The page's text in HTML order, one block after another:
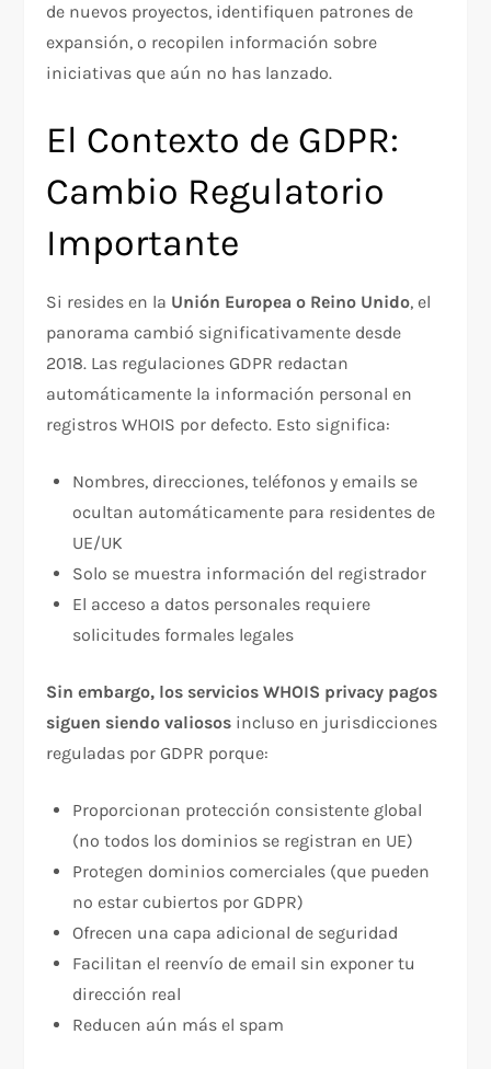
de nuevos proyectos, identifiquen patrones de
expansión, o recopilen información sobre
iniciativas que aún no has lanzado.​
El Contexto de GDPR:
Cambio Regulatorio
Importante
Si resides en la Unión Europea o Reino Unido, el
panorama cambió significativamente desde
2018. Las regulaciones GDPR redactan
automáticamente la información personal en
registros WHOIS por defecto. Esto significa:​
Nombres, direcciones, teléfonos y emails se
ocultan automáticamente para residentes de
UE/UK
Solo se muestra información del registrador
El acceso a datos personales requiere
solicitudes formales legales
Sin embargo, los servicios WHOIS privacy pagos
siguen siendo valiosos incluso en jurisdicciones
reguladas por GDPR porque:​
Proporcionan protección consistente global
(no todos los dominios se registran en UE)
Protegen dominios comerciales (que pueden
no estar cubiertos por GDPR)
Ofrecen una capa adicional de seguridad
Facilitan el reenvío de email sin exponer tu
dirección real
Reducen aún más el spam